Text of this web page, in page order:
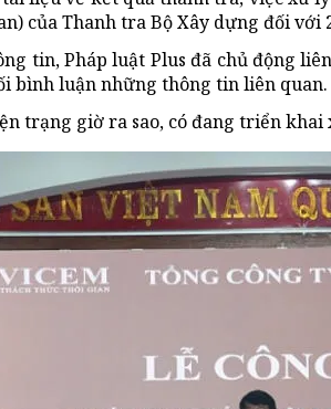
của Thanh tra Bộ Xây dựng đối với
tin, Pháp luật Plus đã chủ động
bình luận những thông tin liên quan.
trạng giờ ra sao, có đang triển